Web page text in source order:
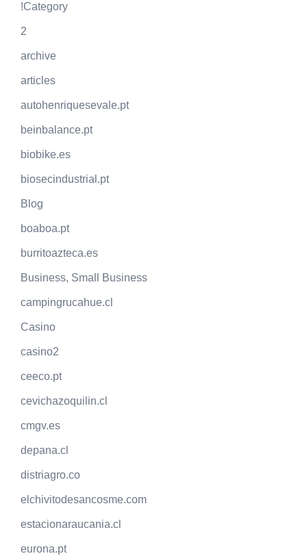
!Category
2
archive
articles
autohenriquesevale.pt
beinbalance.pt
biobike.es
biosecindustrial.pt
Blog
boaboa.pt
burritoazteca.es
Business, Small Business
campingrucahue.cl
Casino
casino2
ceeco.pt
cevichazoquilin.cl
cmgv.es
depana.cl
distriagro.co
elchivitodesancosme.com
estacionaraucania.cl
eurona.pt